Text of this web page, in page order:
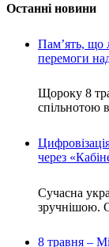
Останні новини
Пам’ять, що
перемоги
Щороку 8
спільнотою
через
Сучасна
зручнішою.
8 травня –